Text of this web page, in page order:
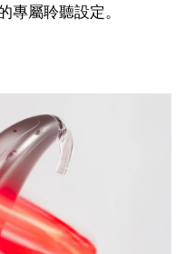
專屬聆聽設定。